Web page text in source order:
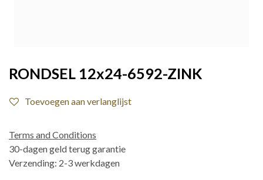
RONDSEL 12x24-6592-ZINK
Toevoegen aan verlanglijst
Terms and Conditions
30-dagen geld terug garantie
Verzending: 2-3 werkdagen